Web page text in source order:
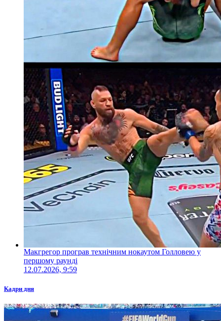
Макгрегор програв технічним нокаутом Голловею у
першому раунді
12.07.2026, 9:59
Кадри дня